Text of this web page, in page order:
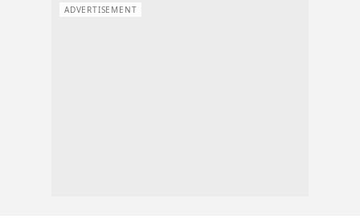
ADVERTISEMENT